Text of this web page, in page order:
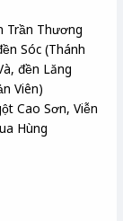
Trần Thương
Sóc (Thánh
đền Lăng
Viên)
Cao Sơn, Viễn
Hùng